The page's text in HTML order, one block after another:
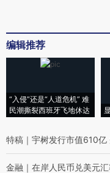
编辑推荐
“入侵”还是“人道危机” 难
民潮撕裂西班牙飞地休达
特稿 ｜ 宇树发行市值610亿
金融 ｜ 在岸人民币兑美元